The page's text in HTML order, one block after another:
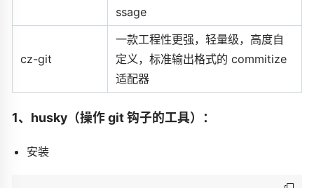
ssage
cz-git
一款工程性更强，轻量级，高度自
定义，标准输出格式的 commitize
适配器
1、husky（操作 git 钩子的工具）：
安装